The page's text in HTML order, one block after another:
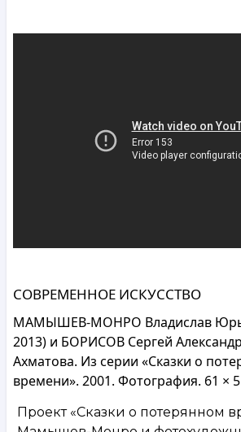
СОВРЕМЕННОЕ ИСКУССТВО
МАМЫШЕВ-МОНРО Владислав
2013) и БОРИСОВ Сергей
Ахматова. Из серии «Сказки о
времени». 2001. Фотография. 61 ×
Проект «Сказки о потерянном